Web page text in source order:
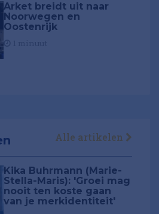
Arket breidt uit naar
Noorwegen en
Oostenrijk
Alle artikelen
Kika Buhrmann (Marie-
Stella-Maris): 'Groei mag
nooit ten koste gaan
van je merkidentiteit'